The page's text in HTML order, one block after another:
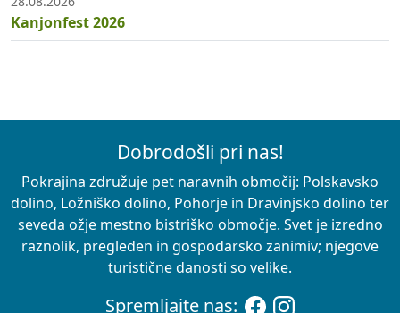
Kanjonfest 2026
Dobrodošli pri nas!
Pokrajina združuje pet naravnih območij: Polskavsko
dolino, Ložniško dolino, Pohorje in Dravinjsko dolino ter
seveda ožje mestno bistriško območje. Svet je izredno
raznolik, pregleden in gospodarsko zanimiv; njegove
turistične danosti so velike.
Spremljajte nas: